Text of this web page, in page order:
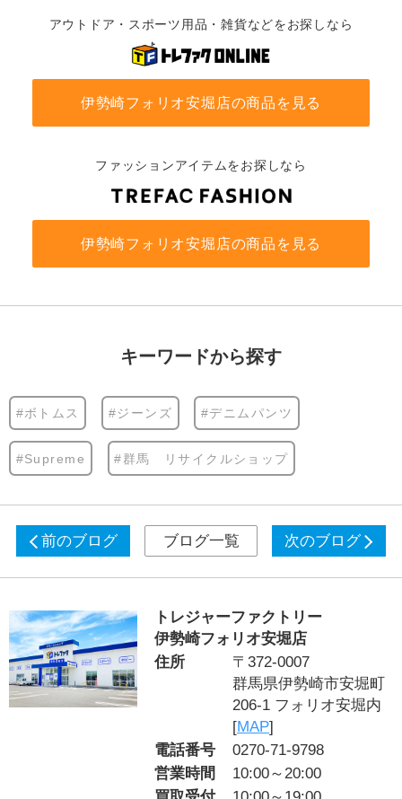
アウトドア・スポーツ用品・雑貨などをお探しなら
伊勢崎フォリオ安堀店の商品を見る
ファッションアイテムをお探しなら
伊勢崎フォリオ安堀店の商品を見る
キーワードから探す
#ボトムス #ジーンズ #デニムパンツ
#Supreme #群馬 リサイクルショップ
前のブログ ブログ一覧 次のブログ
トレジャーファクトリー
伊勢崎フォリオ安堀店
住所
〒372-0007
群馬県伊勢崎市安堀町
206-1 フォリオ安堀内
[MAP]
電話番号
0270-71-9798
営業時間
10:00～20:00